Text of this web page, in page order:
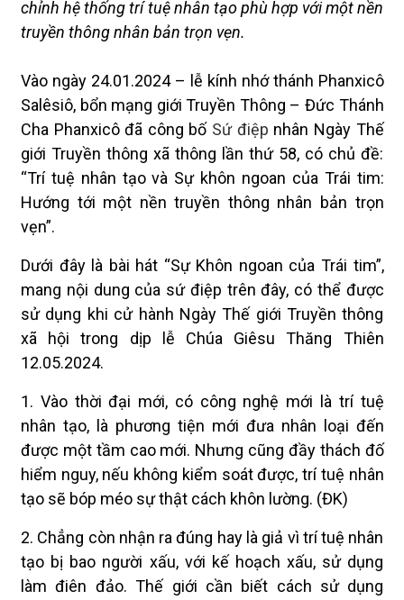
chỉnh hệ thống trí tuệ nhân tạo phù hợp với một nền
truyền thông nhân bản trọn vẹn.
Vào ngày 24.01.2024 – lễ kính nhớ thánh Phanxicô
Salêsiô, bổn mạng giới Truyền Thông – Đức Thánh
Cha Phanxicô đã công bố Sứ điệp nhân Ngày Thế
giới Truyền thông xã thông lần thứ 58, có chủ đề:
“Trí tuệ nhân tạo và Sự khôn ngoan của Trái tim:
Hướng tới một nền truyền thông nhân bản trọn
vẹn”.
Dưới đây là bài hát “Sự Khôn ngoan của Trái tim”,
mang nội dung của sứ điệp trên đây, có thể được
sử dụng khi cử hành Ngày Thế giới Truyền thông
xã hội trong dịp lễ Chúa Giêsu Thăng Thiên
12.05.2024.
1. Vào thời đại mới, có công nghệ mới là trí tuệ
nhân tạo, là phương tiện mới đưa nhân loại đến
được một tầm cao mới. Nhưng cũng đầy thách đố
hiểm nguy, nếu không kiểm soát được, trí tuệ nhân
tạo sẽ bóp méo sự thật cách khôn lường. (ĐK)
2. Chẳng còn nhận ra đúng hay là giả vì trí tuệ nhân
tạo bị bao người xấu, với kế hoạch xấu, sử dụng
làm điên đảo. Thế giới cần biết cách sử dụng